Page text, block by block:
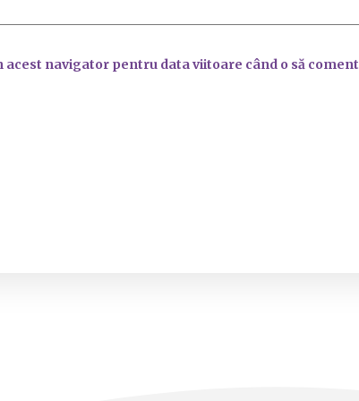
acest navigator pentru data viitoare când o să